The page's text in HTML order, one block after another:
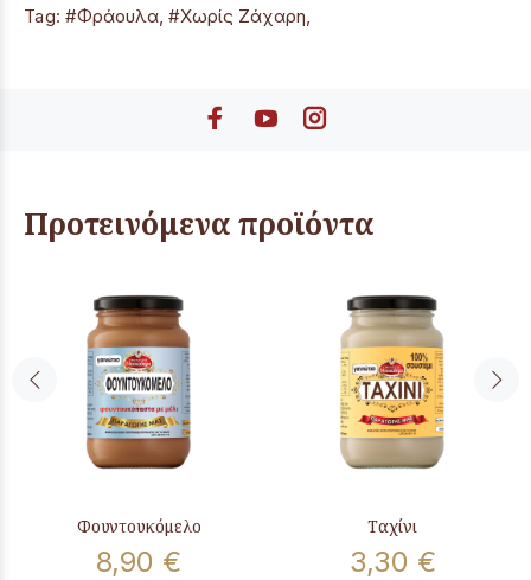
Tag: #Φράουλα,#Χωρίς Ζάχαρη,
Προτεινόμενα προϊόντα
Φουντουκόμελο
8,90 €
Ταχίνι
3,30 €